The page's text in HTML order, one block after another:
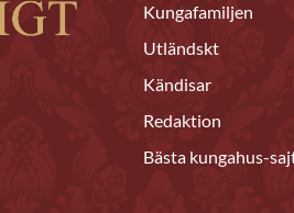
Kungafamiljen
Utländskt
Kändisar
Redaktion
Bästa kungahus-